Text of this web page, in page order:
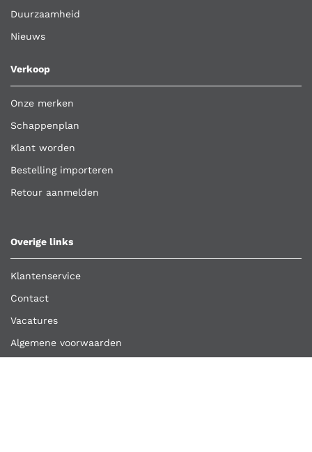
Duurzaamheid
Nieuws
Verkoop
Onze merken
Schappenplan
Klant worden
Bestelling importeren
Retour aanmelden
Overige links
Klantenservice
Contact
Vacatures
Algemene voorwaarden